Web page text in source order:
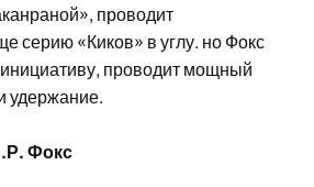
проводит
серию «Киков» в углу. но Фокс
проводит мощный
удержание.
Фокс